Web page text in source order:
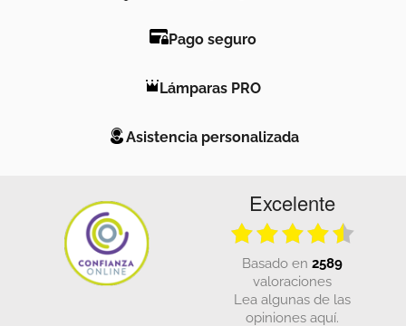
Pago seguro
Lámparas PRO
Asistencia personalizada
Excelente
basado en 2589
valoraciones
Lea algunas de las
opiniones aquí.